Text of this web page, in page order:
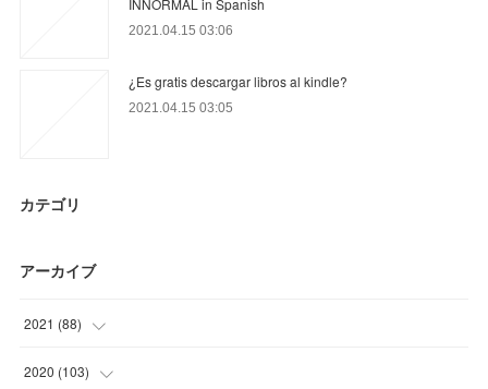
INNORMAL in Spanish
2021.04.15 03:06
¿Es gratis descargar libros al kindle?
2021.04.15 03:05
カテゴリ
アーカイブ
2021 (88)
(20
2020 (103)